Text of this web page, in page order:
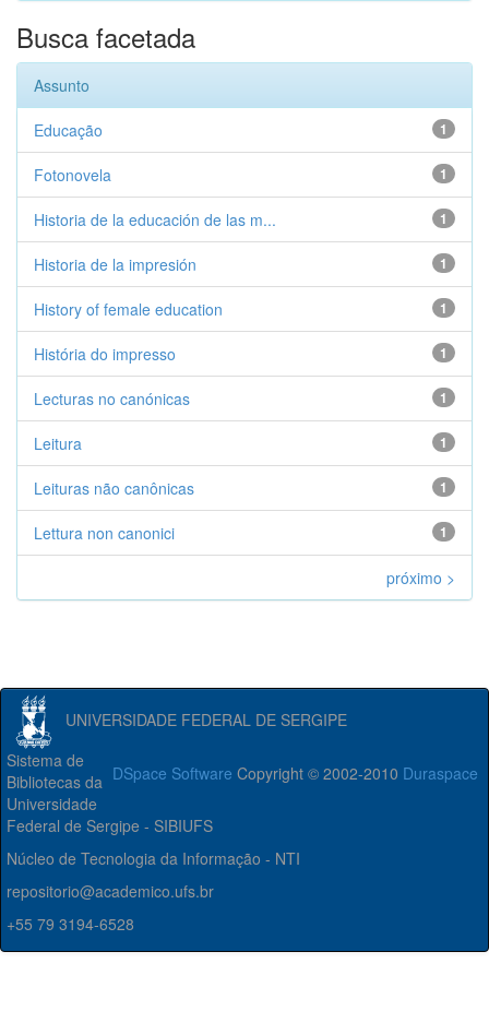
Busca facetada
Assunto
1
Educação
1
Fotonovela
1
Historia de la educación de las m...
1
Historia de la impresión
1
History of female education
1
História do impresso
1
Lecturas no canónicas
1
Leitura
1
Leituras não canônicas
1
Lettura non canonici
próximo >
UNIVERSIDADE FEDERAL DE SERGIPE
DSpace Software Copyright © 2002-2010 Duraspace
Sistema de
Bibliotecas da
Universidade
Federal de Sergipe - SIBIUFS
Núcleo de Tecnologia da Informação - NTI
repositorio@academico.ufs.br
+55 79 3194-6528